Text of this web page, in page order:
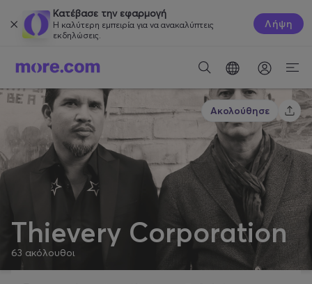
Κατέβασε την εφαρμογή
Η καλύτερη εμπειρία για να ανακαλύπτεις
εκδηλώσεις.
Λήψη
Thievery Corporation
63 ακόλουθοι
Ακολούθησε